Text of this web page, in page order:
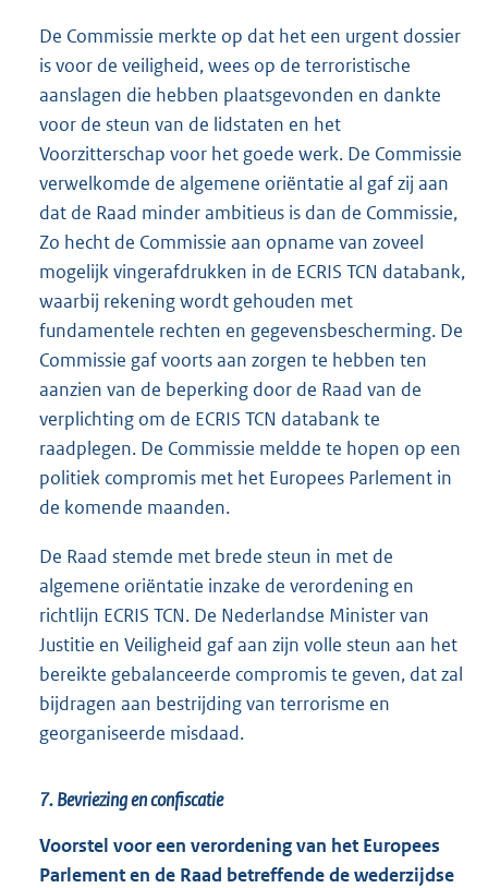
De Commissie merkte op dat het een urgent dossier
is voor de veiligheid, wees op de terroristische
aanslagen die hebben plaatsgevonden en dankte
voor de steun van de lidstaten en het
Voorzitterschap voor het goede werk. De Commissie
verwelkomde de algemene oriëntatie al gaf zij aan
dat de Raad minder ambitieus is dan de Commissie,
Zo hecht de Commissie aan opname van zoveel
mogelijk vingerafdrukken in de ECRIS TCN databank,
waarbij rekening wordt gehouden met
fundamentele rechten en gegevensbescherming. De
Commissie gaf voorts aan zorgen te hebben ten
aanzien van de beperking door de Raad van de
verplichting om de ECRIS TCN databank te
raadplegen. De Commissie meldde te hopen op een
politiek compromis met het Europees Parlement in
de komende maanden.
De Raad stemde met brede steun in met de
algemene oriëntatie inzake de verordening en
richtlijn ECRIS TCN. De Nederlandse Minister van
Justitie en Veiligheid gaf aan zijn volle steun aan het
bereikte gebalanceerde compromis te geven, dat zal
bijdragen aan bestrijding van terrorisme en
georganiseerde misdaad.
7. Bevriezing en confiscatie
Voorstel voor een verordening van het Europees
Parlement en de Raad betreffende de wederzijdse